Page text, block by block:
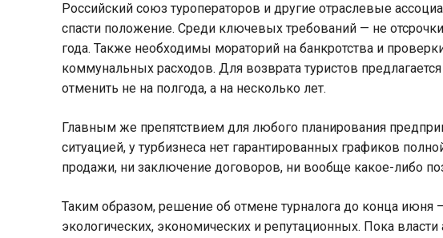
Российский союз туроператоров и другие отраслевые
спасти положение. Среди ключевых требований — не
года. Также необходимы мораторий на банкротства и
коммунальных расходов. Для возврата туристов
отменить не на полгода, а на несколько лет.
Главным же препятствием для любого планирования
ситуацией, у турбизнеса нет гарантированных графиков
продажи, ни заключение договоров, ни вообще какое-либо
Таким образом, решение об отмене турналога до конца
экологических, экономических и репутационных. Пока